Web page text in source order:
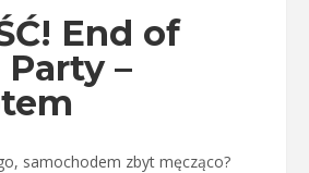
End of
Party –
samochodem zbyt męcząco?